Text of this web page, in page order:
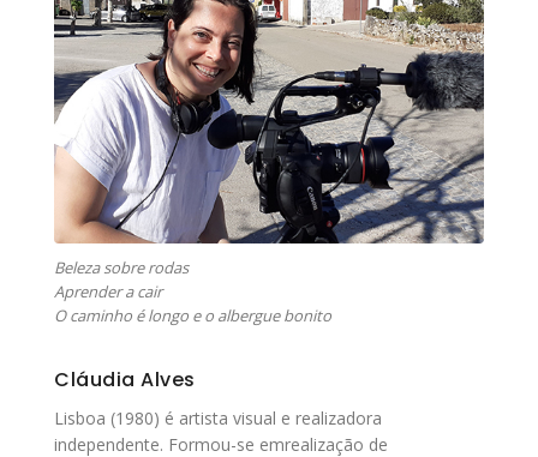
Beleza sobre rodas
Aprender a cair
O caminho é longo e o albergue bonito
Cláudia Alves
Lisboa (1980) é artista visual e realizadora
independente. Formou-se emrealização de